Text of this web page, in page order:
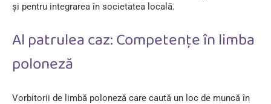
și pentru integrarea în societatea locală.
Al patrulea caz: Competențe în limba
poloneză
Vorbitorii de limbă poloneză care caută un loc de muncă în